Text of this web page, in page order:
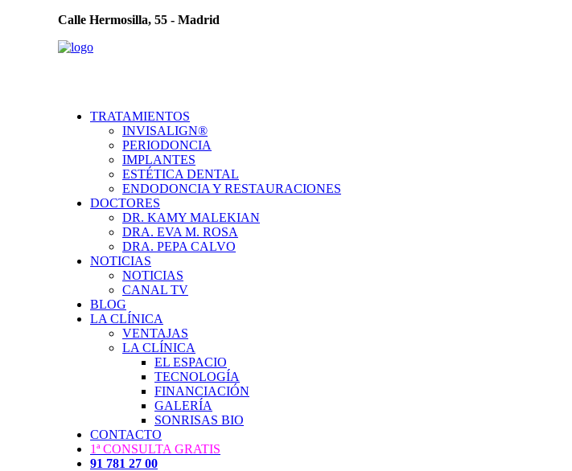
Calle Hermosilla, 55 - Madrid
TRATAMIENTOS
INVISALIGN®
PERIODONCIA
IMPLANTES
ESTÉTICA DENTAL
ENDODONCIA Y RESTAURACIONES
DOCTORES
DR. KAMY MALEKIAN
DRA. EVA M. ROSA
DRA. PEPA CALVO
NOTICIAS
NOTICIAS
CANAL TV
BLOG
LA CLÍNICA
VENTAJAS
LA CLÍNICA
EL ESPACIO
TECNOLOGÍA
FINANCIACIÓN
GALERÍA
SONRISAS BIO
CONTACTO
1ª CONSULTA GRATIS
91 781 27 00